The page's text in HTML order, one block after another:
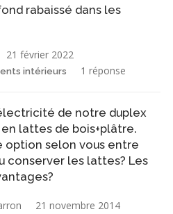
rabaissé dans les
21 février 2022
intérieurs 1 réponse
de notre duplex
en lattes de bois+plâtre.
option selon vous entre
conserver les lattes? Les
21 novembre 2014